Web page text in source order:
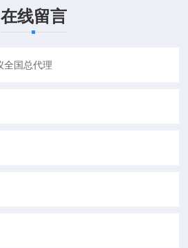
在线留言